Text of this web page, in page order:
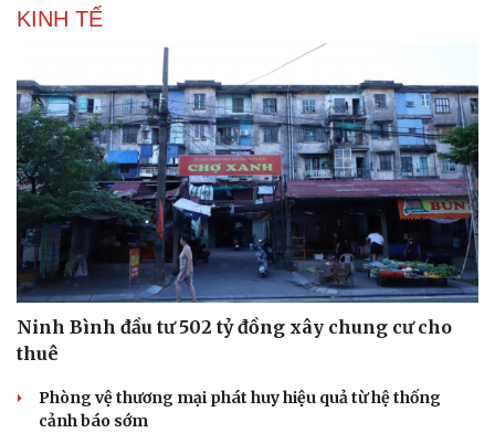
Doanh nghiệp
Thông tin doanh nghiệp
Doanh nghiệp 24h
Doanh nhân
Vì cộng đồng
Công nghệ
Sành điệu
Tin Công nghệ
Trải nghiệm
Chuyển đổi số
KINH TẾ
Ninh Bình đầu tư 502 tỷ đồng xây chung cư cho
thuê
Phòng vệ thương mại phát huy hiệu quả từ hệ thống
cảnh báo sớm